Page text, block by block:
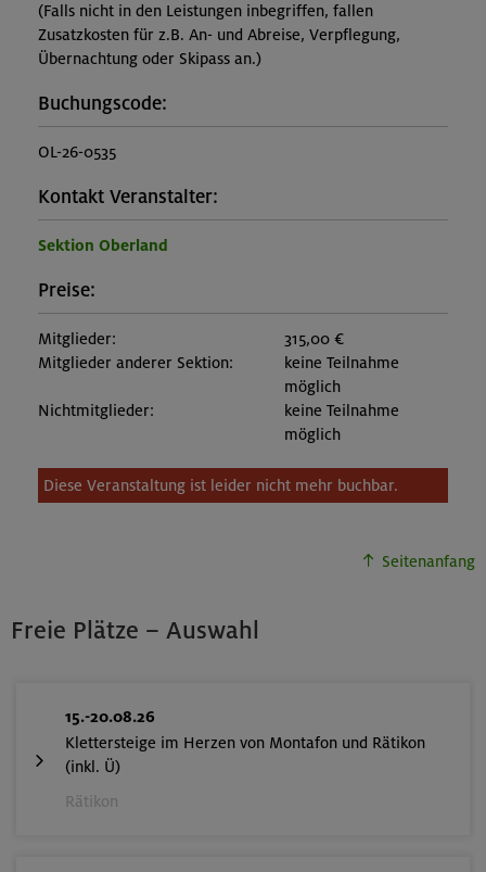
(Falls nicht in den Leistungen inbegriffen, fallen
Zusatzkosten für z.B. An- und Abreise, Verpflegung,
Übernachtung oder Skipass an.)
Buchungscode:
OL-26-0535
Kontakt Veranstalter:
Sektion Oberland
Preise:
Mitglieder:
315,00 €
Mitglieder anderer Sektion:
keine Teilnahme
möglich
Nichtmitglieder:
keine Teilnahme
möglich
Diese Veranstaltung ist leider nicht mehr buchbar.
Seitenanfang
Freie Plätze – Auswahl
15.-20.08.26
Klettersteige im Herzen von Montafon und Rätikon
(inkl. Ü)
Rätikon